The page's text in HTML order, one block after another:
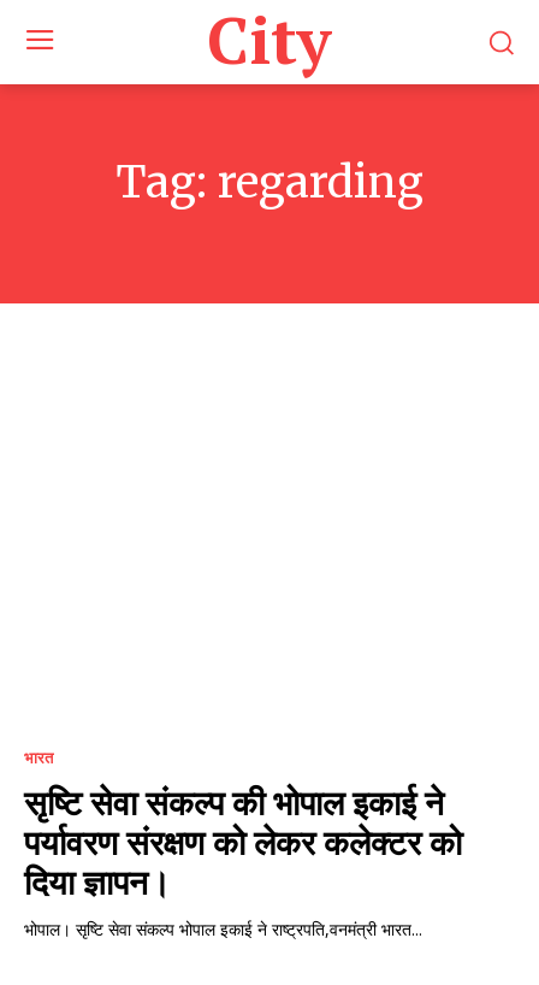
City
Tag: regarding
भारत
सृष्टि सेवा संकल्प की भोपाल इकाई ने
पर्यावरण संरक्षण को लेकर कलेक्टर को
दिया ज्ञापन।
भोपाल। सृष्टि सेवा संकल्प भोपाल इकाई ने राष्ट्रपति,वनमंत्री भारत...